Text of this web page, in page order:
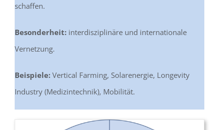
schaffen.
Besonderheit:interdisziplinäre und internationale
Vernetzung.
Beispiele:Vertical Farming, Solarenergie, Longevity
Industry (Medizintechnik), Mobilität.